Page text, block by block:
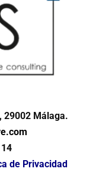
29002 Málaga.
de Privacidad